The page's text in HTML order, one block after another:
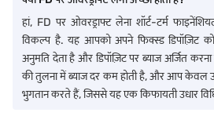
हां, FD पर ओवरड्राफ्ट लेना शॉर्ट-टर्म
विकल्प है. यह आपको अपने फिक्स्ड डिपॉज़िट को
अनुमति देता है और डिपॉज़िट पर ब्याज अर्जित
की तुलना में ब्याज दर कम होती है, और आप केवल
भुगतान करते हैं, जिससे यह एक किफायती उधार